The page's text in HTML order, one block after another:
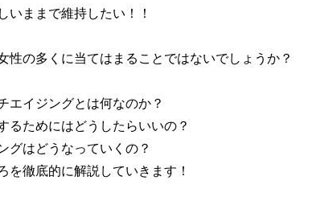
いままで維持したい！！
性の多くに当てはまることではないでしょうか？
エイジングとは何なのか？
るためにはどうしたらいいの？
グはどうなっていくの？
を徹底的に解説していきます！